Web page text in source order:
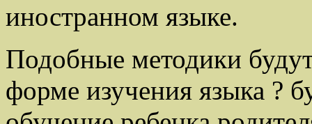
иностранном языке.
Подобные методики
форме изучения языка ?